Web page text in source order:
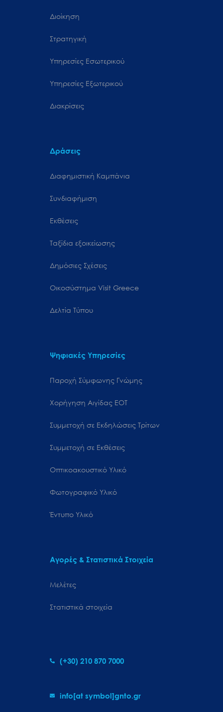
Διοίκηση
Στρατηγική
Υπηρεσίες Εσωτερικού
Υπηρεσίες Εξωτερικού
Διακρίσεις
Δράσεις
Διαφημιστική Καμπάνια
Συνδιαφήμιση
Εκθέσεις
Ταξίδια εξοικείωσης
Δημόσιες Σχέσεις
Oικοσύστημα Visit Greece
Δελτία Τύπου
Ψηφιακές Υπηρεσίες
Παροχή Σύμφωνης Γνώμης
Χορήγηση Αιγίδας ΕΟΤ
Συμμετοχή σε Εκδηλώσεις Τρίτων
Συμμετοχή σε Εκθέσεις
Οπτικοακουστικό Υλικό
Φωτογραφικό Υλικό
Έντυπο Υλικό
Αγορές & Στατιστικά Στοιχεία
Μελέτες
Στατιστικά στοιχεία
(+30) 210 870 7000
info[at symbol]gnto.gr